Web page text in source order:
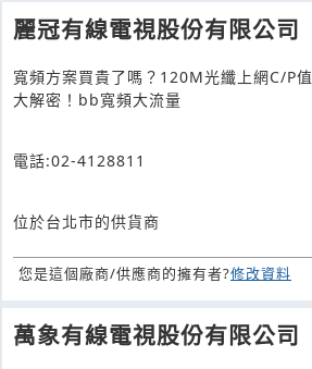
麗冠有線電視股份有限公司
寬頻方案買貴了嗎？120M光纖上網C/P值
大解密！bb寬頻大流量
電話:02-4128811
位於台北市的供貨商
您是這個廠商/供應商的擁有者?修改資料
萬象有線電視股份有限公司